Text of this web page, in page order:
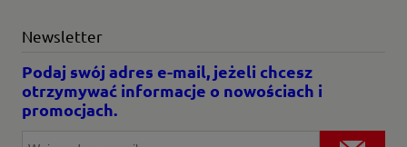
Newsletter
Podaj swój adres e-mail, jeżeli chcesz
otrzymywać informacje o nowościach i
promocjach.